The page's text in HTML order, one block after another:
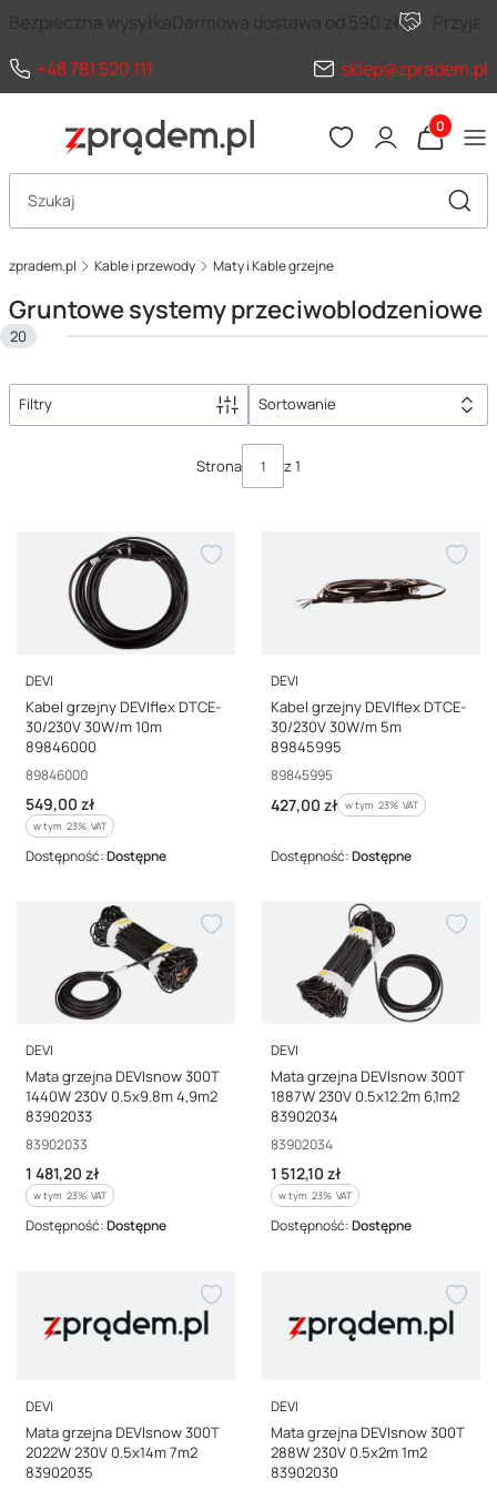
Bezpieczna wysyłkaDarmowa dostawa od 590 zł
+48 781 520 111
sklep@zpradem.pl
Produkty
Otwórz wyszukiwarkę
zpradem.pl Kable i przewody Maty i Kable grzejne
Gruntowe systemy przeciwoblodzeniowe
20
Filtry Sortowanie
Strona z 1
PRODUCENT
DEVI
Kabel grzejny DEVIflex DTCE-
30/230V 30W/m 10m
89846000
Kod producenta
89846000
Cena brutto
549,00 zł
w tym %s VAT
w tym 23% VAT
Dostępność:Dostępne
PRODUCENT
DEVI
Kabel grzejny DEVIflex DTCE-
30/230V 30W/m 5m
89845995
Kod producenta
89845995
Cena brutto
427,00 zł w tym %s VAT
w tym 23% VAT
Dostępność:Dostępne
PRODUCENT
DEVI
Mata grzejna DEVIsnow 300T
1440W 230V 0.5x9.8m 4,9m2
83902033
Kod producenta
83902033
Cena brutto
1 481,20 zł
w tym %s VAT
w tym 23% VAT
Dostępność:Dostępne
PRODUCENT
DEVI
Mata grzejna DEVIsnow 300T
1887W 230V 0.5x12.2m 6,1m2
83902034
Kod producenta
83902034
Cena brutto
1 512,10 zł
w tym %s VAT
w tym 23% VAT
Dostępność:Dostępne
PRODUCENT
DEVI
Mata grzejna DEVIsnow 300T
2022W 230V 0.5x14m 7m2
83902035
PRODUCENT
DEVI
Mata grzejna DEVIsnow 300T
288W 230V 0.5x2m 1m2
83902030